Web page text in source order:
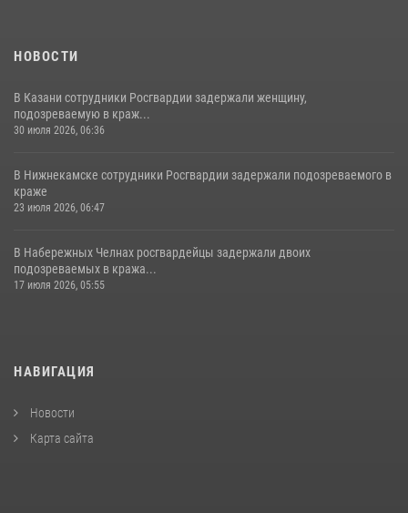
НОВОСТИ
В Казани сотрудники Росгвардии задержали женщину,
подозреваемую в краж...
30 июля 2026, 06:36
В Нижнекамске сотрудники Росгвардии задержали подозреваемого в
краже
23 июля 2026, 06:47
В Набережных Челнах росгвардейцы задержали двоих
подозреваемых в кража...
17 июля 2026, 05:55
НАВИГАЦИЯ
Новости
Карта сайта